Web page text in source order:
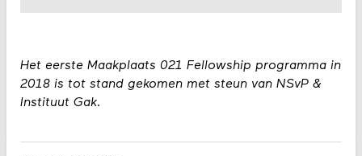
Het eerste Maakplaats 021 Fellowship programma in
2018 is tot stand gekomen met steun van NSvP &
Instituut Gak.